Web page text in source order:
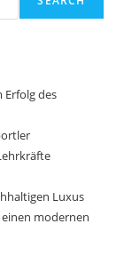
Erfolg des
Luxus
modernen